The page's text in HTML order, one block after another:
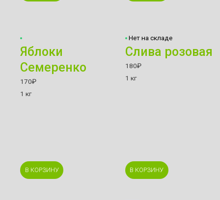
Яблоки
Семеренко
170₽
1 кг
В КОРЗИНУ
Нет на складе
Слива розовая
180₽
1 кг
В КОРЗИНУ